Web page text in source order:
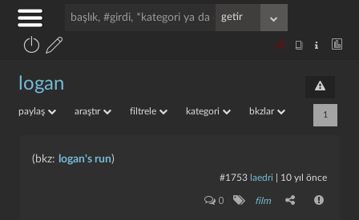
logan
paylaş araştır filtrele kategori bkzlar 1
(bkz: logan's run)
#1753 laedri 10 yıl önce
0 film